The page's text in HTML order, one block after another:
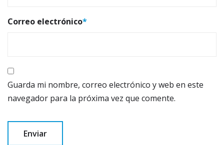
Correo electrónico*
Guarda mi nombre, correo electrónico y web en este
navegador para la próxima vez que comente.